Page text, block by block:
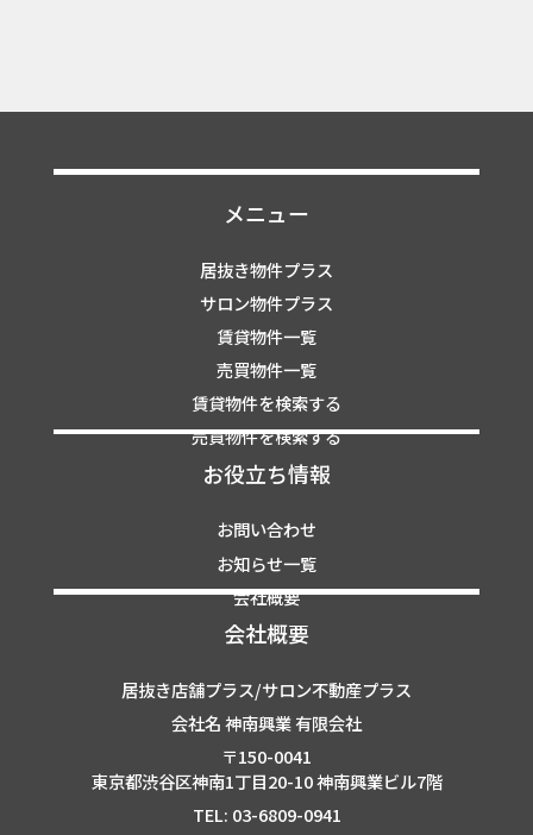
メニュー
居抜き物件プラス
サロン物件プラス
賃貸物件一覧
売買物件一覧
賃貸物件を検索する
売買物件を検索する
お役立ち情報
お問い合わせ
お知らせ一覧
会社概要
会社概要
居抜き店舗プラス/サロン不動産プラス
会社名 神南興業 有限会社
〒150-0041
東京都渋谷区神南1丁目20-10 神南興業ビル7階
TEL: 03-6809-0941